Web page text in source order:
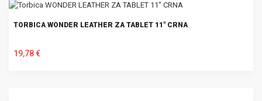
TORBICA WONDER LEATHER ZA TABLET 11" CRNA
19,78 €